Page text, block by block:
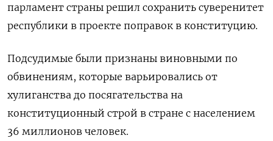
парламент страны решил сохранить суверенитет
республики в проекте поправок в конституцию.
Подсудимые были признаны виновными по
обвинениям, которые варьировались от
хулиганства до посягательства на
конституционный строй в стране с населением
36 миллионов человек.